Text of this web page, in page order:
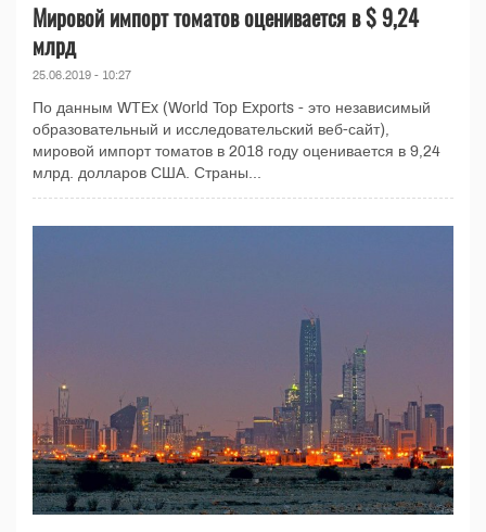
Мировой импорт томатов оценивается в $ 9,24
млрд
25.06.2019 - 10:27
По данным WTEx (World Top Exports - это независимый
образовательный и исследовательский веб-сайт),
мировой импорт томатов в 2018 году оценивается в 9,24
млрд. долларов США. Страны...